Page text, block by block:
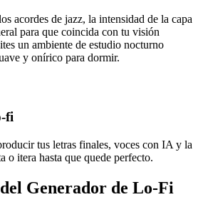
acordes de jazz, la intensidad de la capa
para que coincida con tu visión
un ambiente de estudio nocturno
y onírico para dormir.
fi
tus letras finales, voces con IA y la
o itera hasta que quede perfecto.
Generador de Lo-Fi